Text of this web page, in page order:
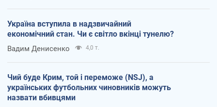
Україна вступила в надзвичайний
економічний стан. Чи є світло вкінці тунелю?
Вадим Денисенко 4,0 т.
Чий буде Крим, той і переможе (NSJ), а
українських футбольних чиновників можуть
назвати вбивцями